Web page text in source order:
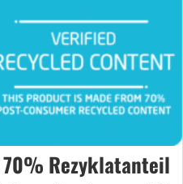
Rezyklatanteil